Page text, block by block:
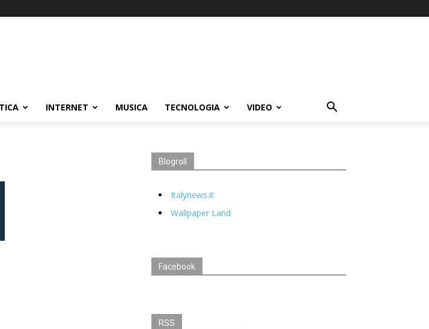
INTERNET MUSICA TECNOLOGIA VIDEO
Blogroll
Italynews.it
Wallpaper Land
Facebook
RSS